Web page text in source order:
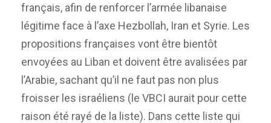
français, afin de renforcer l’armée libanaise
légitime face à l’axe Hezbollah, Iran et Syrie. Les
propositions françaises vont être bientôt
envoyées au Liban et doivent être avalisées par
l’Arabie, sachant qu’il ne faut pas non plus
froisser les israéliens (le VBCI aurait pour cette
raison été rayé de la liste). Dans cette liste qui